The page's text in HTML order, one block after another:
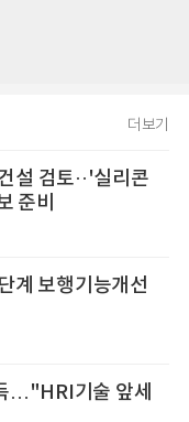
더보기
설 검토··'실리콘
준비
계 보행기능개선
…"HRI기술 앞세